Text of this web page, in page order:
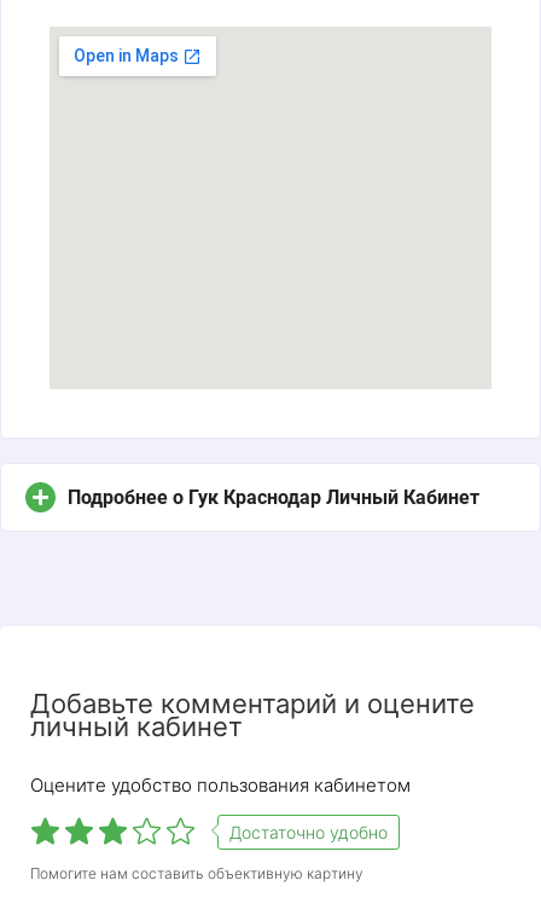
Подробнее о Гук Краснодар Личный Кабинет
Добавьте комментарий и оцените
личный кабинет
Оцените удобство пользования кабинетом
Достаточно удобно
Помогите нам составить объективную картину